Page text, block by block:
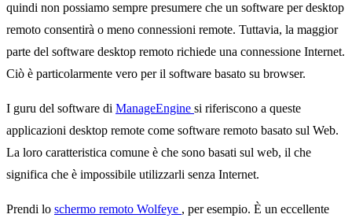
quindi non possiamo sempre presumere che un software per desktop
remoto consentirà o meno connessioni remote. Tuttavia, la maggior
parte del software desktop remoto richiede una connessione Internet.
Ciò è particolarmente vero per il software basato su browser.
I guru del software di ManageEngine si riferiscono a queste
applicazioni desktop remote come software remoto basato sul Web.
La loro caratteristica comune è che sono basati sul web, il che
significa che è impossibile utilizzarli senza Internet.
Prendi lo schermo remoto Wolfeye , per esempio. È un eccellente